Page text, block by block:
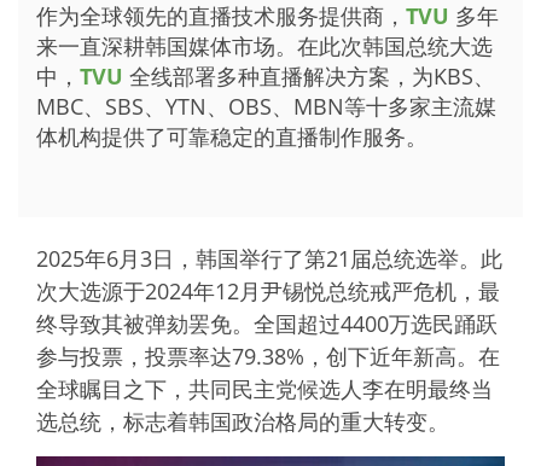
作为全球领先的直播技术服务提供商， TVU 多年
来一直深耕韩国媒体市场。在此次韩国总统大选
中， TVU 全线部署多种直播解决方案，为KBS、
MBC、SBS、YTN、OBS、MBN等十多家主流媒
体机构提供了可靠稳定的直播制作服务。
2025年6月3日，韩国举行了第21届总统选举。此
次大选源于2024年12月尹锡悦总统戒严危机，最
终导致其被弹劾罢免。全国超过4400万选民踊跃
参与投票，投票率达79.38%，创下近年新高。在
全球瞩目之下，共同民主党候选人李在明最终当
选总统，标志着韩国政治格局的重大转变。